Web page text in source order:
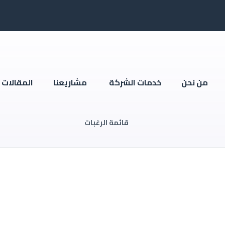
من نحن خدمات الشركة مشاريعنا المقالات
قائمة الرغبات